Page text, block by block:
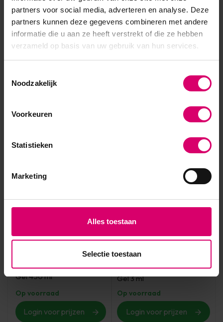
partners voor social media, adverteren en analyse. Deze
partners kunnen deze gegevens combineren met andere
informatie die u aan ze heeft verstrekt of die ze hebben
verzameld op basis van uw gebruik van hun services.
Noodzakelijk
Voorkeuren
Statistieken
Marketing
Alles toestaan
Selectie toestaan
Op voorraad
HFL Laboratories Bodygel
HFL Laboratories Fresh
Gel 450 ml
Op voorraad
Login voor prijzen
HFL Laboratories
HFL sample-sachet Body
Gel 3 ml
Op voorraad
Login voor prijzen